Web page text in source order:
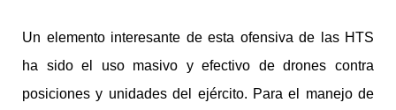
Un elemento interesante de esta ofensiva de las HTS
ha sido el uso masivo y efectivo de drones contra
posiciones y unidades del ejército. Para el manejo de